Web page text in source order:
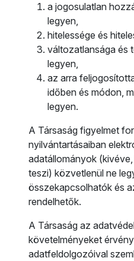
a jogosulatlan
legyen,
hitelessége és
változatlansága és
legyen,
az arra
időben és módon,
legyen.
A Társaság figyelmet
nyilvántartásaiban
adatállományok
teszi) közvetlenül ne
összekapcsolhatók és
rendelhetők.
A Társaság az
követelményeket
adatfeldolgozóival